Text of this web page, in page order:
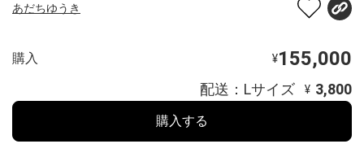
あだちゆうき
購入 ¥155,000
配送：Lサイズ ¥ 3,800
購入する